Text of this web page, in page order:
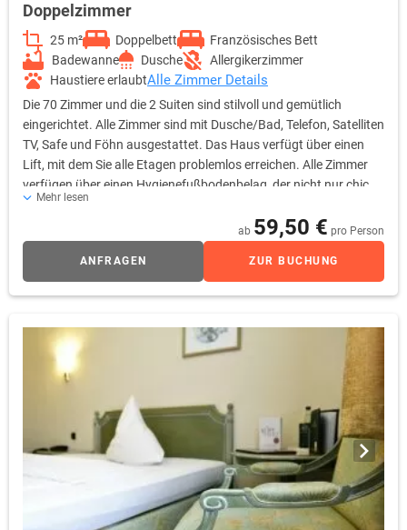
Doppelzimmer
25 m² Doppelbett
Französisches Bett
Badewanne
Dusche
Allergikerzimmer
Haustiere erlaubtAlle Zimmer Details
Die 70 Zimmer und die 2 Suiten sind stilvoll und gemütlich
eingerichtet. Alle Zimmer sind mit Dusche/Bad, Telefon, Satelliten
TV, Safe und Föhn ausgestattet. Das Haus verfügt über einen
Lift, mit dem Sie alle Etagen problemlos erreichen. Alle Zimmer
verfügen über einen Hygienefußbodenbelag, der nicht nur chic
aussieht, sondern täglich desinfiziert werden kann und sich
Mehr lesen
ab 59,50 € pro Person
ANFRAGEN ZUR BUCHUNG